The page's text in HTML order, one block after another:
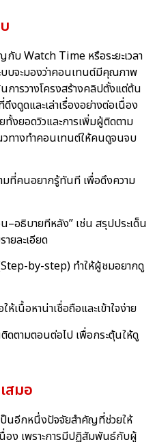
บ Watch Time หรือระยะเวลา
บจะมองว่าคอนเทนต์มีคุณภาพ
ารวางโครงสร้างคลิปตั้งแต่ต้น
งดูดและเล่าเรื่องอย่างต่อเนื่อง
งยอดวิวและการเพิ่มผู้ติดตาม
ทางทำคอนเทนต์ให้คนดูจนจบ
ที่คนอยากรู้ทันที เพื่อดึงความ
–อธิบายทีหลัง” เช่น สรุปประเด็น
ยละเอียด
by-step) ทำให้ผู้ชมอยากดู
เนื้อหาน่าเชื่อถือและเข้าใจง่าย
ดตามตอนต่อไป เพื่อกระตุ้นให้ดู
สมอ
ป็นอีกหนึ่งปัจจัยสำคัญที่ช่วยให้
อง เพราะการมีปฏิสัมพันธ์กับผู้